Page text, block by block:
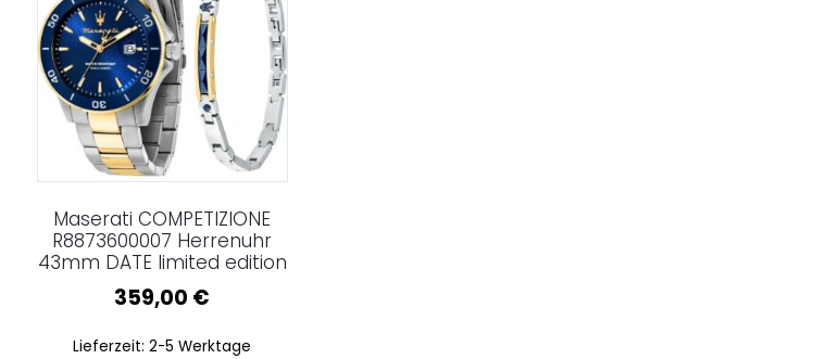
Maserati COMPETIZIONE
R8873600007 Herrenuhr
43mm DATE limited edition
359,00 €
Lieferzeit:2-5 Werktage